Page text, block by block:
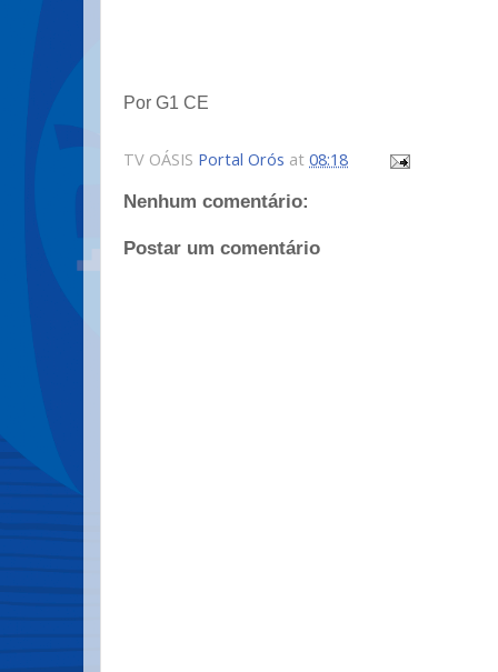
Por G1 CE
TV OÁSIS Portal Orós at 08:18
Nenhum comentário:
Postar um comentário